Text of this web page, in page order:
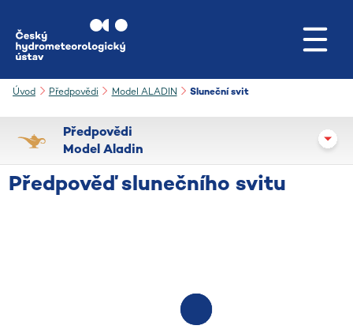
Úvod Předpovědi Model ALADIN Sluneční svit
Předpovědi
Model Aladin
Předpověď slunečního svitu